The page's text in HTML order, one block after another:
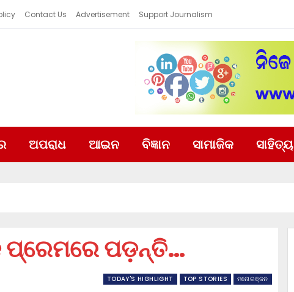
Contact Us Advertisement Support Journalism
ଅପରାଧ ଆଇନ ବିଜ୍ଞାନ ସାମାଜିକ ସାହିତ୍ୟ
ପ୍ରେମରେ ପଡ଼ନ୍ତି…
TODAY'S HIGHLIGHT TOP STORIES ମନୋରଞ୍ଜନ